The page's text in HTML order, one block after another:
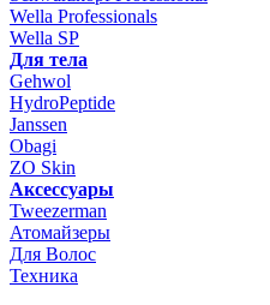
Wella Professionals
Wella SP
Для тела
Gehwol
HydroPeptide
Janssen
Obagi
ZO Skin
Aксессуары
Tweezerman
Атомайзеры
Для Волос
Техника